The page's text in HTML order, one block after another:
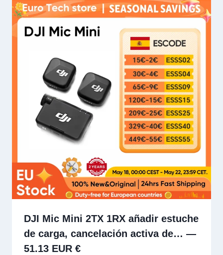
DJI Mic Mini 2TX 1RX añadir estuche
de carga, cancelación activa de… —
51.13 EUR €